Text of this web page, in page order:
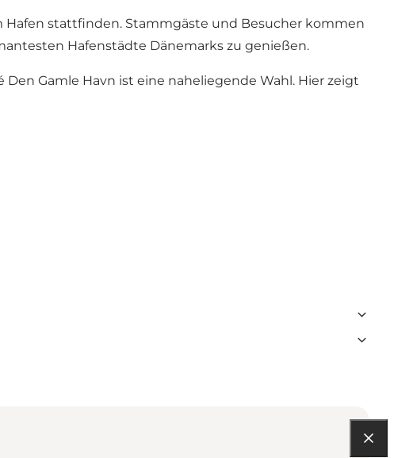
Hafen stattfinden. Stammgäste und Besucher kommen
Hafenstädte Dänemarks zu genießen.
Gamle Havn ist eine naheliegende Wahl. Hier zeigt